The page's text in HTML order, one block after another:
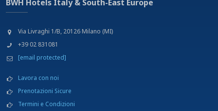
BWH Hotels Italy & South-East Europe
Via Livraghi 1/B, 20126 Milano (MI)
+39 02 831081
[email protected]
Lavora con noi
Prenotazioni Sicure
Termini e Condizioni